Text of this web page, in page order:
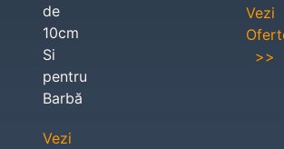
de
10cm
Si
pentru
Barbă
Vezi
Vezi
>>